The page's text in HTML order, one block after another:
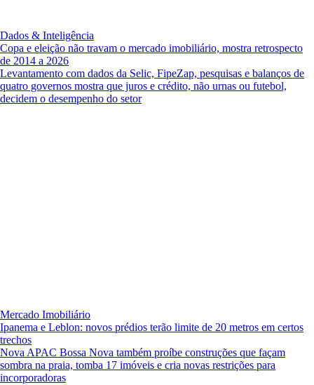
Dados & Inteligência
Copa e eleição não travam o mercado imobiliário, mostra retrospecto
de 2014 a 2026
Levantamento com dados da Selic, FipeZap, pesquisas e balanços de
quatro governos mostra que juros e crédito, não urnas ou futebol,
decidem o desempenho do setor
Mercado Imobiliário
Ipanema e Leblon: novos prédios terão limite de 20 metros em certos
trechos
Nova APAC Bossa Nova também proíbe construções que façam
sombra na praia, tomba 17 imóveis e cria novas restrições para
incorporadoras